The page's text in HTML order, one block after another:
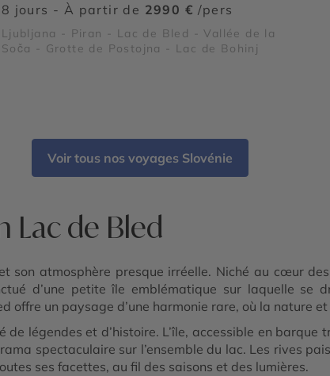
8 jours - À partir de 2990 € /pers
Ljubljana - Piran - Lac de Bled - Vallée de la
Soča - Grotte de Postojna - Lac de Bohinj
Voir tous nos voyages Slovénie
Lac de Bled
son atmosphère presque irréelle. Niché au cœur des
d’une petite île emblématique sur laquelle se
offre un paysage d’une harmonie rare, où la nature
de légendes et d’histoire. L’île, accessible en
spectaculaire sur l’ensemble du lac. Les rives
ses facettes, au fil des saisons et des lumières.